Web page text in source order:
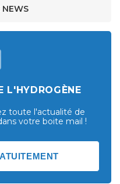
NEWS
L'HYDROGÈNE
toute l'actualité de
votre boite mail !